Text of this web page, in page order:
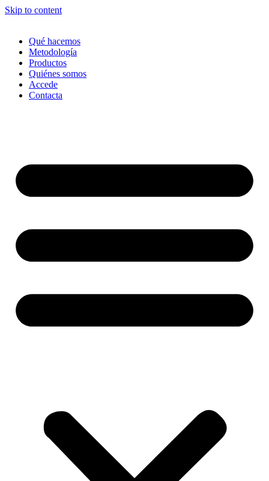
Skip to content
Qué hacemos
Metodología
Productos
Quiénes somos
Accede
Contacta